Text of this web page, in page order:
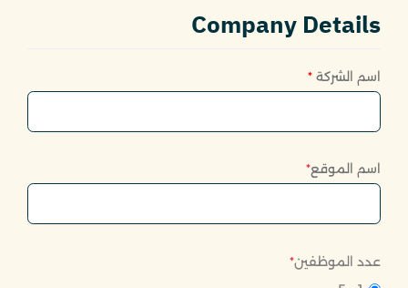
Company Details
اسم الشركة *
اسم الموقع*
عدد الموظفين*